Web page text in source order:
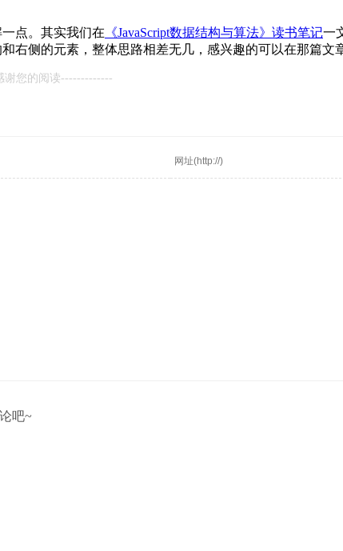
点。其实我们在 《JavaScript数据结构与算法》读书笔记一
侧的元素，整体思路相差无几，感兴趣的可以在那篇文
您的阅读-------------
吧~